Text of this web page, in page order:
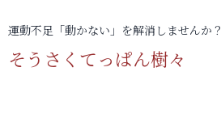
運動不足「動かない」を解消しませんか？
そうさくてっぱん樹々